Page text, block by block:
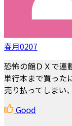
春月0207
恐怖の館ＤＸで連
単行本まで買った
売り払ってしまい
Good